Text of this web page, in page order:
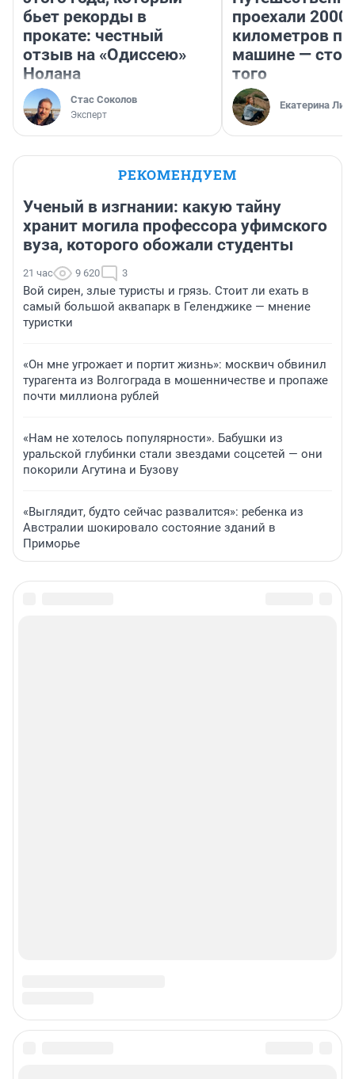
бьет рекорды в
прокате: честный
отзыв на «Одиссею»
Нолана
Стас Соколов
Эксперт
проехали 2000
километров по
машине —
того
Екатерина
РЕКОМЕНДУЕМ
Ученый в изгнании: какую тайну
хранит могила профессора уфимского
вуза, которого обожали студенты
21 час 9 620 3
Вой сирен, злые туристы и грязь. Стоит ли ехать в
самый большой аквапарк в Геленджике — мнение
туристки
«Он мне угрожает и портит жизнь»: москвич обвинил
турагента из Волгограда в мошенничестве и пропаже
почти миллиона рублей
«Нам не хотелось популярности». Бабушки из
уральской глубинки стали звездами соцсетей — они
покорили Агутина и Бузову
«Выглядит, будто сейчас развалится»: ребенка из
Австралии шокировало состояние зданий в
Приморье